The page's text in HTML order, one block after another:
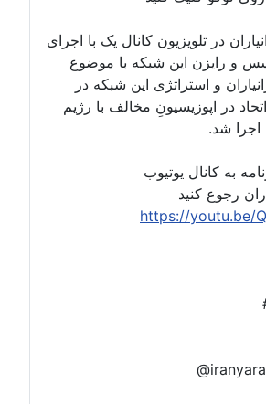
در تلویزیون کانال یک با اجرای
و رایزن این شبکه با موضوع
و استراتژی این شبکه در
در اپوزیسیونِ مخالف با رژیم
شد.
به کانال یوتیوب
https://youtu.be/